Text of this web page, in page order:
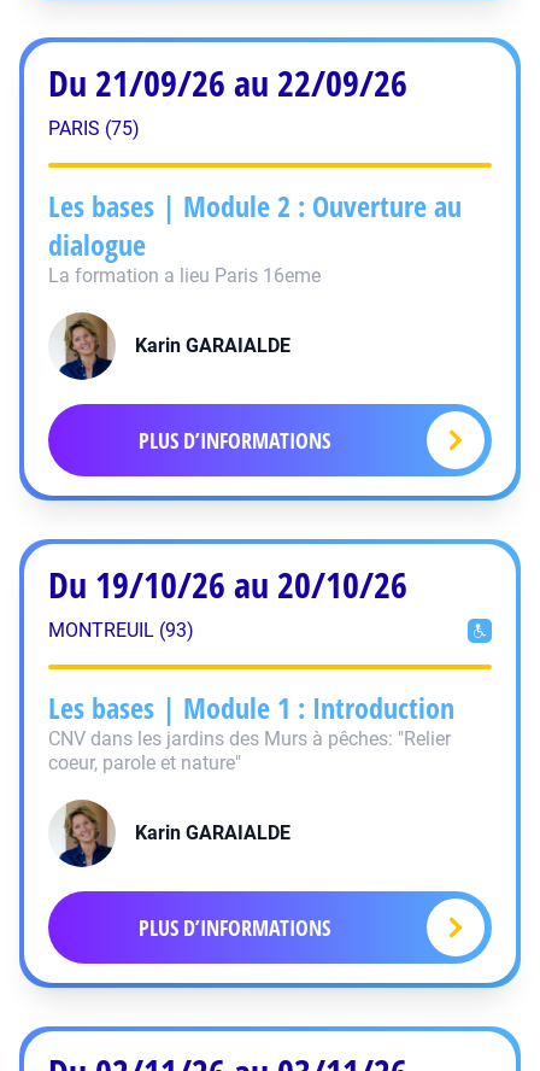
Du 21/09/26 au 22/09/26
PARIS (75)
Les bases | Module 2 : Ouverture au
dialogue
La formation a lieu Paris 16eme
Karin GARAIALDE
PLUS D’INFORMATIONS
Du 19/10/26 au 20/10/26
MONTREUIL (93)
Les bases | Module 1 : Introduction
CNV dans les jardins des Murs à pêches: "Relier
coeur, parole et nature"
Karin GARAIALDE
PLUS D’INFORMATIONS